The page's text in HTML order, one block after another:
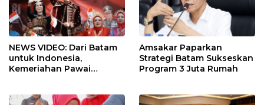
NEWS VIDEO: Dari Batam
untuk Indonesia,
Kemeriahan Pawai
Amsakar Paparkan
Strategi Batam Sukseskan
Program 3 Juta Rumah